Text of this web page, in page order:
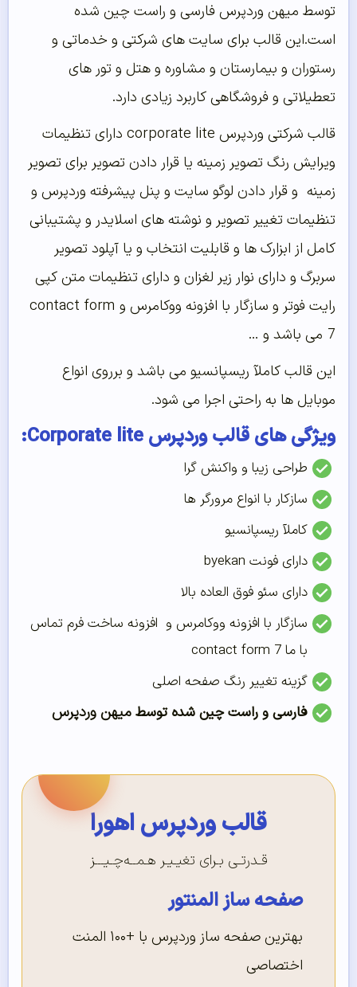
توسط میهن وردپرس فارسی و راست چین شده
است.این قالب برای سایت های شرکتی و خدماتی و
رستوران و بیمارستان و مشاوره و هتل و تور های
تعطیلاتی و فروشگاهی کاربرد زیادی دارد.
قالب شرکتی وردپرس corporate lite دارای تنظیمات
ویرایش رنگ تصویر زمینه یا قرار دادن تصویر برای تصویر
زمینه و قرار دادن لوگو سایت و پنل پیشرفته وردپرس و
تنظیمات تغییر تصویر و نوشته های اسلایدر و پشتیبانی
کامل از ابزارک ها و قابلیت انتخاب و یا آپلود تصویر
سربرگ و دارای نوار زیر لغزان و دارای تنظیمات متن کپی
رایت فوتر و سازگار با افزونه ووکامرس و contact form
7 می باشد و …
این قالب کاملآ ریسپانسیو می باشد و برروی انواع
موبایل ها به راحتی اجرا می شود.
ویژگی های قالب وردپرس Corporate lite:
طراحی زیبا و واکنش گرا
سازکار با انواع مرورگر ها
کاملآ ریسپانسیو
دارای فونت byekan
دارای سئو فوق العاده بالا
سازگار با افزونه ووکامرس و افزونه ساخت فرم تماس
با ما contact form 7
گزینه تغییر رنگ صفحه اصلی
فارسی و راست چین شده توسطمیهن وردپرس
قالب وردپرس اهورا
قـدرتـی بـرای تغیـیـر هـمــه‌چـیـــز
صفحه ساز المنتور
بهترین صفحه ساز وردپرس با +۱۰۰ المنت
اختصاصی